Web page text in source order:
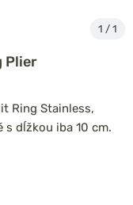
1 / 1
Plier
Ring Stainless,
s dĺžkou iba 10 cm.